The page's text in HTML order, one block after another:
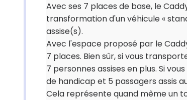
Avec ses 7 places de base, le
transformation d'un véhicule «
assise(s).
Avec l'espace proposé par le
7 places. Bien sûr, si vous
7 personnes assises en plus. Si
de handicap et 5 passagers assis
Cela représente quand même un